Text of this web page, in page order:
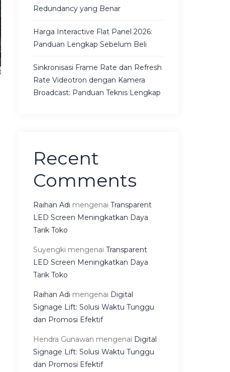
Redundancy yang Benar
Harga Interactive Flat Panel 2026:
Panduan Lengkap Sebelum Beli
Sinkronisasi Frame Rate dan Refresh
Rate Videotron dengan Kamera
Broadcast: Panduan Teknis Lengkap
Recent
Comments
Raihan Adi mengenaiTransparent
LED Screen Meningkatkan Daya
Tarik Toko
Suyengki mengenaiTransparent
LED Screen Meningkatkan Daya
Tarik Toko
Raihan Adi mengenai Digital
Signage Lift: Solusi Waktu Tunggu
dan Promosi Efektif
Hendra Gunawan mengenai Digital
Signage Lift: Solusi Waktu Tunggu
dan Promosi Efektif